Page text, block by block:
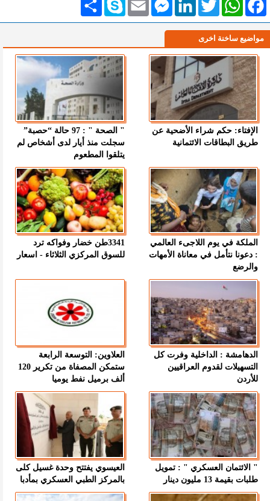
مواضيع ساخنة اخرى
الإفتاء: حكم شراء الأضحية عن
طريق البطاقات الائتمانية
" الصحة " : 97 حالة “حصبة”
سجلت منذ أيار لدى أشخاص لم
يتلقوا المطعوم
الملكة في يوم اللاجىء العالمي
: دعونا نتأمل في معاناة الأمهات
والرضع
3341طن خضار وفواكه ترد
للسوق المركزي الثلاثاء - اسعار
الدهامشة : الداخلية وفرت كل
التسهيلات لقدوم العراقيين
للأردن
العلاوين: التوسعة الرابعة
ستمكن المصفاة من تكرير 120
ألف برميل نفط يوميا
" الائتمان العسكري " : تمويل
طلبات بقيمة 13 مليون دينار
العيسوي يفتتح وحدة غسيل كلى
بالمركز الطبي العسكري بمأدبا